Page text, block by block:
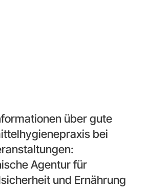
über gute
bei
Agentur für
und Ernährung